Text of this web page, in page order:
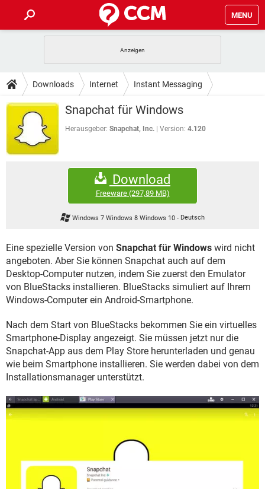
MENU
ANDROID IOS
WINDOWS 10 INSTAGRAM
WHATSAPP TIKTOK
FACEBOOK
TIPPS & TRICKS
SPIELE
ANDROID
WINDOWS 10
HARDWARE
DOWNLOADS
SPIELE STREAMING
ANDROID
INSTAGRAM
TIKTOK
FORUM
IOS
INSTAGRAM
TIKTOK
STREAMING
WHATSAPP TIKTOK
FACEBOOK HARDWARE
Downloads Internet Instant Messaging
Snapchat für Windows
Herausgeber: Snapchat, Inc. Version: 4.120
Download
Freeware(297,89 MB)
Windows 7 Windows 8 Windows 10- Deutsch
Eine spezielle Version von Snapchat für Windows wird nicht
angeboten. Aber Sie können Snapchat auch auf dem
Desktop-Computer nutzen, indem Sie zuerst den Emulator
von BlueStacks installieren. BlueStacks simuliert auf Ihrem
Windows-Computer ein Android-Smartphone.
Nach dem Start von BlueStacks bekommen Sie ein virtuelles
Smartphone-Display angezeigt. Sie müssen jetzt nur die
Snapchat-App aus dem Play Store herunterladen und genau
wie beim Smartphone installieren. Sie werden dabei von dem
Installationsmanager unterstützt.